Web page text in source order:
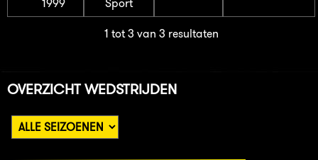
1999 Sport
1 tot 3 van 3 resultaten
OVERZICHT WEDSTRIJDEN